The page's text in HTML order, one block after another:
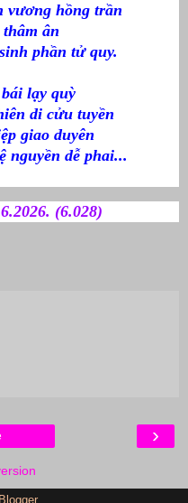
vương hồng trần
ân
phần tử quy.
lạy quỳ
di cửu tuyền
giao duyên
nguyền dễ phai...
(6.028)
›
Blogger.